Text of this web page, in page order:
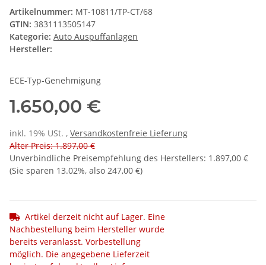
Artikelnummer: MT-10811/TP-CT/68
GTIN: 3831113505147
Kategorie: Auto Auspuffanlagen
Hersteller:
ECE-Typ-Genehmigung
1.650,00 €
inkl. 19% USt. , Versandkostenfreie Lieferung
Alter Preis: 1.897,00 €
Unverbindliche Preisempfehlung des Herstellers: 1.897,00 €
(Sie sparen 13.02%, also 247,00 €)
Artikel derzeit nicht auf Lager. Eine
Nachbestellung beim Hersteller wurde
bereits veranlasst. Vorbestellung
möglich. Die angegebene Lieferzeit